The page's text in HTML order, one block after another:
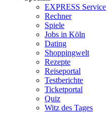
EXPRESS Service
Rechner
Spiele
Jobs in Köln
Dating
Shoppingwelt
Rezepte
Reiseportal
Testberichte
Ticketportal
Quiz
Witz des Tages